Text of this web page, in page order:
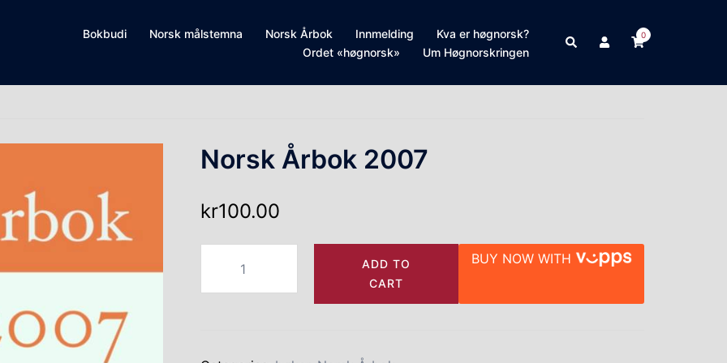
Bokbudi Norsk målstemna Norsk Årbok Innmelding
Kva er høgnorsk?
Ordet «høgnorsk»
Um Høgnorskringen
Search 0
Norsk Årbok 2007
kr100.00
ADD TO
CART
BUY NOW WITH